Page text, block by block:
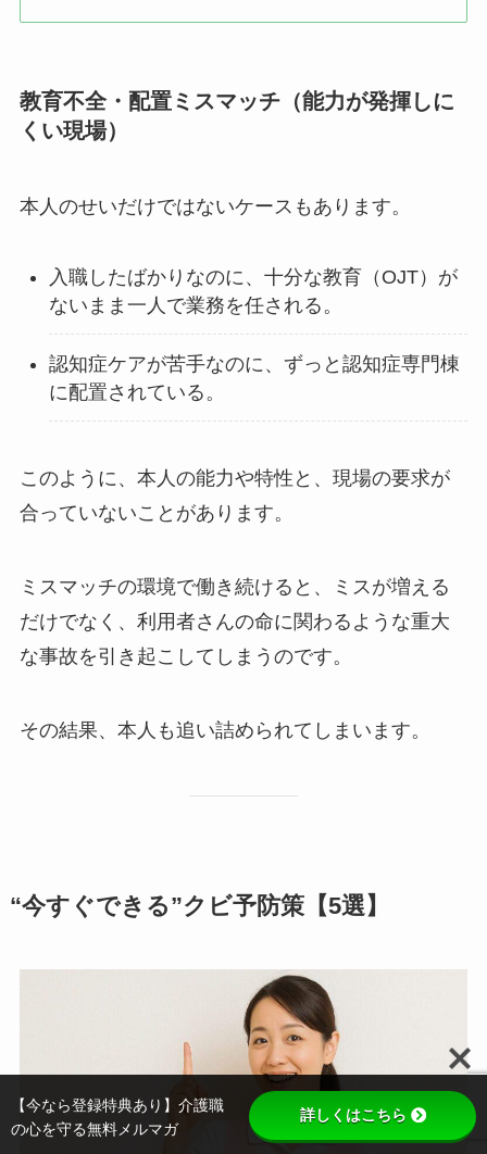
教育不全・配置ミスマッチ（能力が発揮しに
くい現場）
本人のせいだけではないケースもあります。
入職したばかりなのに、十分な教育（OJT）が
ないまま一人で業務を任される。
認知症ケアが苦手なのに、ずっと認知症専門棟
に配置されている。
このように、本人の能力や特性と、現場の要求が
合っていないことがあります。
ミスマッチの環境で働き続けると、ミスが増える
だけでなく、利用者さんの命に関わるような重大
な事故を引き起こしてしまうのです。
その結果、本人も追い詰められてしまいます。
“今すぐできる”クビ予防策【5選】
【今なら登録特典あり】介護職
の心を守る無料メルマガ
詳しくはこちら